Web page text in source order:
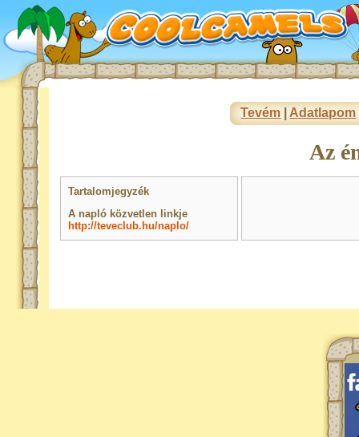
Tevém Adatlapom
Az
Tartalomjegyzék
A napló közvetlen linkje
http://teveclub.hu/naplo/